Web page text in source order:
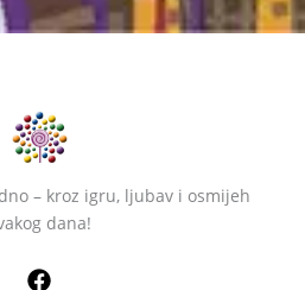
– kroz igru, ljubav i osmijeh
dana!